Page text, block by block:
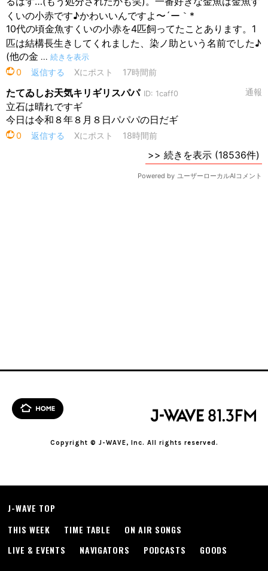
Copyright © J-WAVE, Inc. All rights reserved.
J-WAVE TOP
THIS WEEK
TIME TABLE
ON AIR SONGS
LIVE & EVENTS
NAVIGATORS PODCASTS GOODS